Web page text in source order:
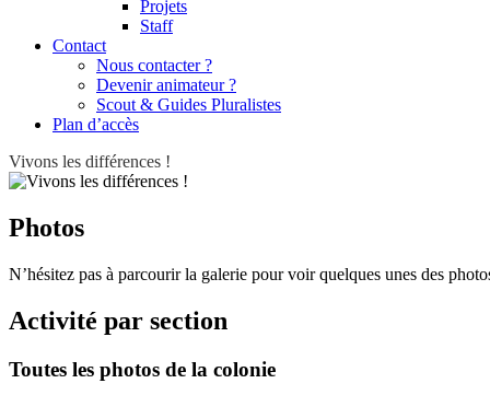
Projets
Staff
Contact
Nous contacter ?
Devenir animateur ?
Scout & Guides Pluralistes
Plan d’accès
Vivons les différences !
Photos
N’hésitez pas à parcourir la galerie pour voir quelques unes des
Activité par section
Toutes les photos de la colonie